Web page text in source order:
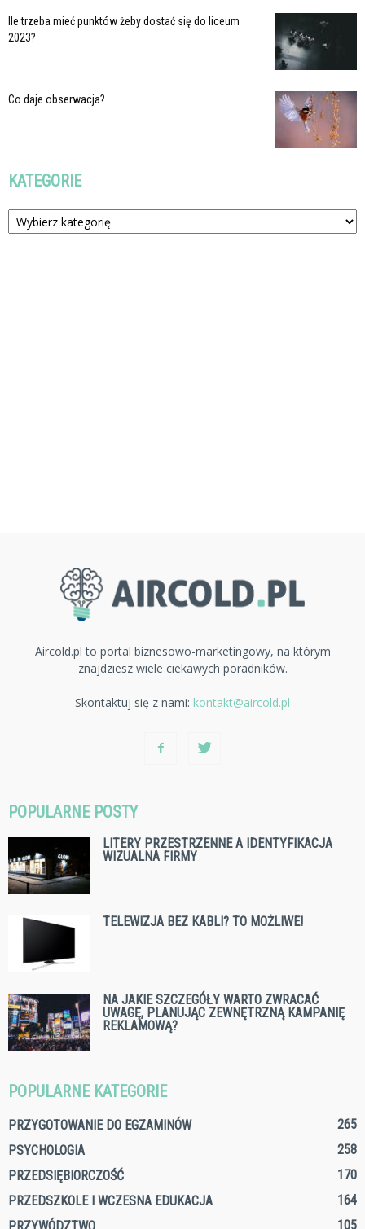
Ile trzeba mieć punktów żeby dostać się do liceum
2023?
Co daje obserwacja?
KATEGORIE
Kategorie
Aircold.pl to portal biznesowo-marketingowy, na którym
znajdziesz wiele ciekawych poradników.
Skontaktuj się z nami: kontakt@aircold.pl
POPULARNE POSTY
LITERY PRZESTRZENNE A IDENTYFIKACJA
WIZUALNA FIRMY
TELEWIZJA BEZ KABLI? TO MOŻLIWE!
NA JAKIE SZCZEGÓŁY WARTO ZWRACAĆ
UWAGĘ, PLANUJĄC ZEWNĘTRZNĄ KAMPANIĘ
REKLAMOWĄ?
POPULARNE KATEGORIE
PRZYGOTOWANIE DO EGZAMINÓW
265
PSYCHOLOGIA
258
PRZEDSIĘBIORCZOŚĆ
170
PRZEDSZKOLE I WCZESNA EDUKACJA
164
105